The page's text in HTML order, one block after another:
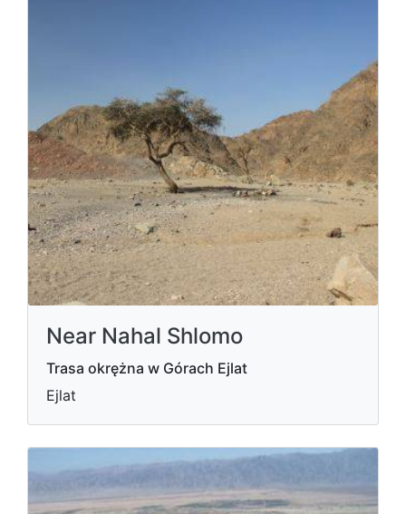
Near Nahal Shlomo
Trasa okrężna w Górach Ejlat
Ejlat